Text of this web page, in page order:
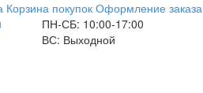
Корзина покупок Оформление заказа
ПН-СБ: 10:00-17:00
ВС: Выходной